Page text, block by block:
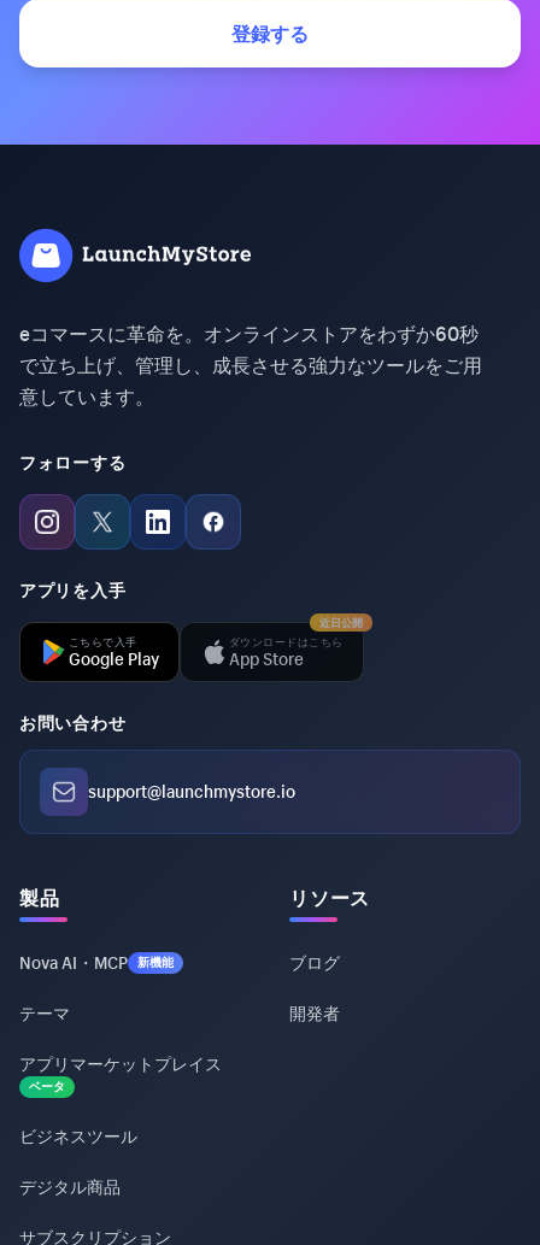
登録する
eコマースに革命を。オンラインストアをわずか60秒
で立ち上げ、管理し、成長させる強力なツールをご用
意しています。
フォローする
アプリを入手
こちらで入手
Google Play
ダウンロードはこちら
App Store
近日公開
お問い合わせ
support@launchmystore.io
製品
Nova AI・MCP 新機能
テーマ
アプリマーケットプレイス
ベータ
ビジネスツール
デジタル商品
サブスクリプション
リソース
ブログ
開発者